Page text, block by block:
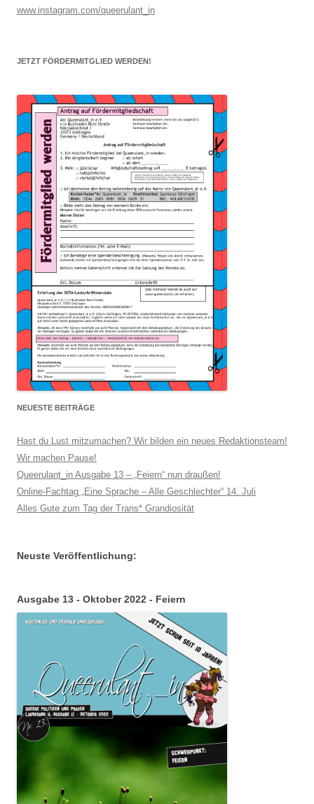
www.instagram.com/queerulant_in
JETZT FÖRDERMITGLIED WERDEN!
NEUESTE BEITRÄGE
Hast du Lust mitzumachen? Wir bilden ein neues Redaktionsteam!
Wir machen Pause!
Queerulant_in Ausgabe 13 – „Feiern“ nun draußen!
Online-Fachtag „Eine Sprache – Alle Geschlechter“ 14. Juli
Alles Gute zum Tag der Trans* Grandiosität
Neuste Veröffentlichung:
Ausgabe 13 - Oktober 2022 - Feiern